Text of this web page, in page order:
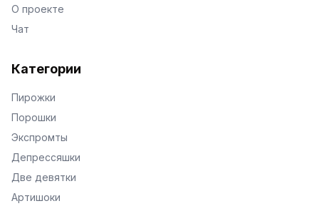
О проекте
Чат
Категории
Пирожки
Порошки
Экспромты
Депрессяшки
Две девятки
Артишоки